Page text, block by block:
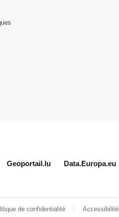
Geoportail.lu Data.Europa.eu
de confidentialité Accessibilité